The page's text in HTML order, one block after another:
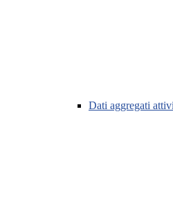
Dati aggregati